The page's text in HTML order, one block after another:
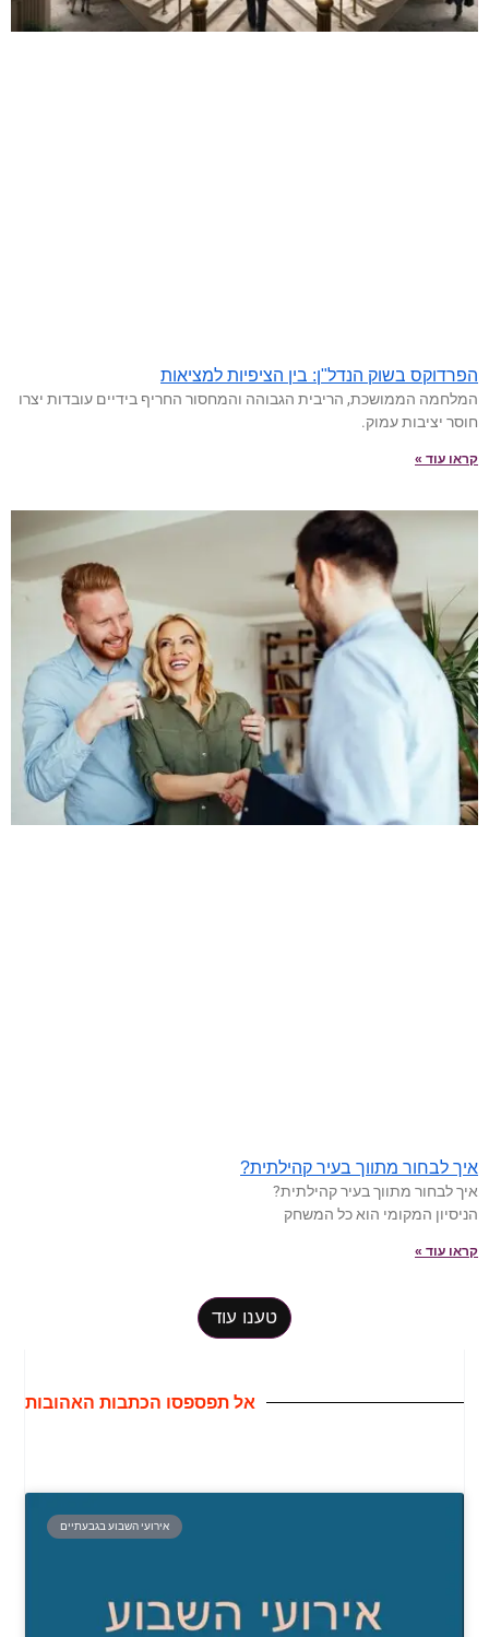
הפרדוקס בשוק הנדל"ן: בין הציפיות למציאות
המלחמה הממושכת, הריבית הגבוהה והמחסור החריף בידיים עובדות יצרו
חוסר יציבות עמוק.
קראו עוד »
איך לבחור מתווך בעיר קהילתית?
איך לבחור מתווך בעיר קהילתית?
הניסיון המקומי הוא כל המשחק
קראו עוד »
טענו עוד
אל תפספסו הכתבות האהובות
אירועי השבוע בגבעתיים